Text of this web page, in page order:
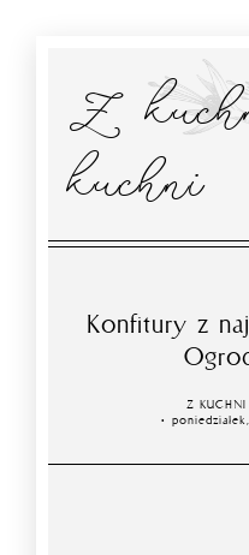
Z
kuchni
Konfitury z
Z